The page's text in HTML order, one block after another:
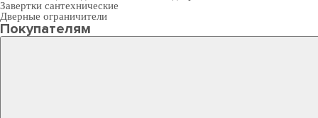
Завертки сантехнические
Дверные ограничители
Покупателям